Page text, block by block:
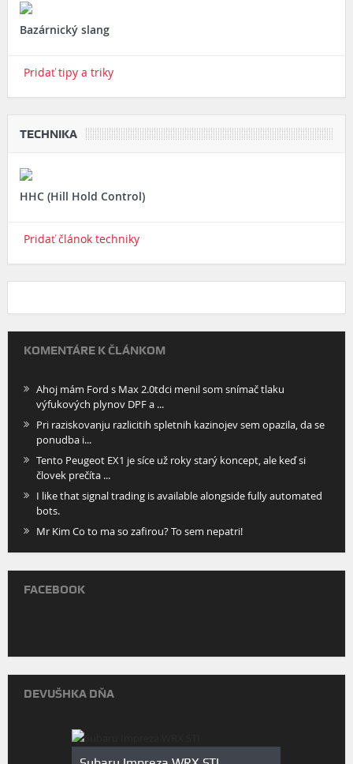
Bazárnický slang
Pridať tipy a triky
TECHNIKA
HHC (Hill Hold Control)
Pridať článok techniky
KOMENTÁRE K ČLÁNKOM
Ahoj mám Ford s Max 2.0tdci menil som snímač tlaku
výfukových plynov DPF a ...
Pri raziskovanju razlicitih spletnih kazinojev sem opazila, da se
ponudba i...
Tento Peugeot EX1 je síce už roky starý koncept, ale keď si
človek prečíta ...
I like that signal trading is available alongside fully automated
bots.
Mr Kim Co to ma so zafirou? To sem nepatri!
FACEBOOK
DEVUŠHKA DŇA